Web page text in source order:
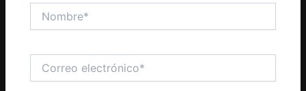
electrónico*